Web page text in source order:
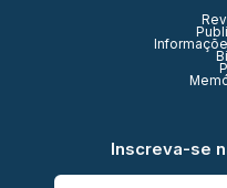
Inscreva-se